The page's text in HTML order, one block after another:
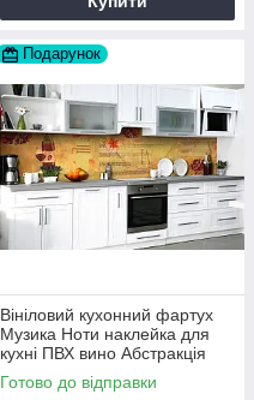
Подарунок
Вініловий кухонний фартух
Музика Ноти наклейка для
кухні ПВХ вино Абстракція
Бежевий Happy Pocket
Z181713
Готово до відправки